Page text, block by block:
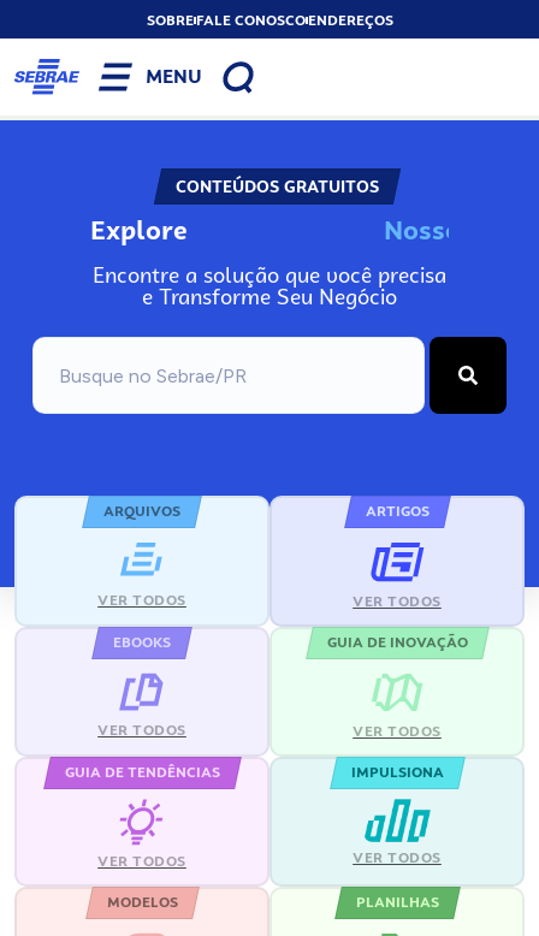
SOBREFALE CONOSCOENDEREÇOS
MENU
CONTEÚDOS GRATUITOS
Explore No
Encontre a solução que você precisa
e Transforme Seu Negócio
ARQUIVOS
VER TODOS
ARTIGOS
VER TODOS
EBOOKS
VER TODOS
GUIA DE INOVAÇÃO
VER TODOS
GUIA DE TENDÊNCIAS
VER TODOS
IMPULSIONA
VER TODOS
MODELOS PLANILHAS